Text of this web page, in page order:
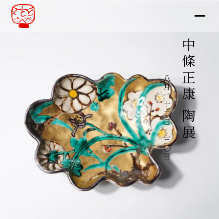
中條正康 陶展
八月二十二日～三〇日